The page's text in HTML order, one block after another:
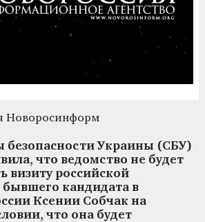
Новоросинформ
безопасности Украины (СБУ)
что ведомство не будет
визиту российской
бывшего кандидата в
Ксении Собчак на
что она будет